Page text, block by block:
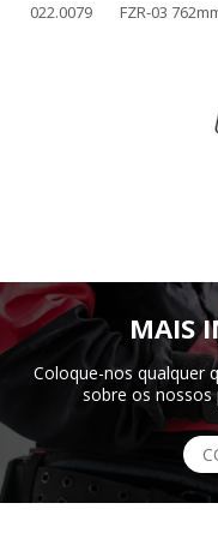
022.0079 FZR-03
MAIS
Coloque-nos qualquer
sobre os nossos